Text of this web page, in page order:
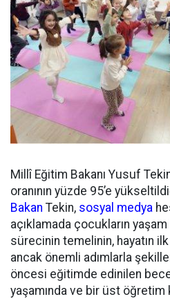
Millî Eğitim Bakanı Yusuf
oranının yüzde 95’e
Bakan Tekin, sosyal medya
açıklamada çocukların
sürecinin temelinin, hayatın ilk
ancak önemli adımlarla
öncesi eğitimde edinilen
yaşamında ve bir üst